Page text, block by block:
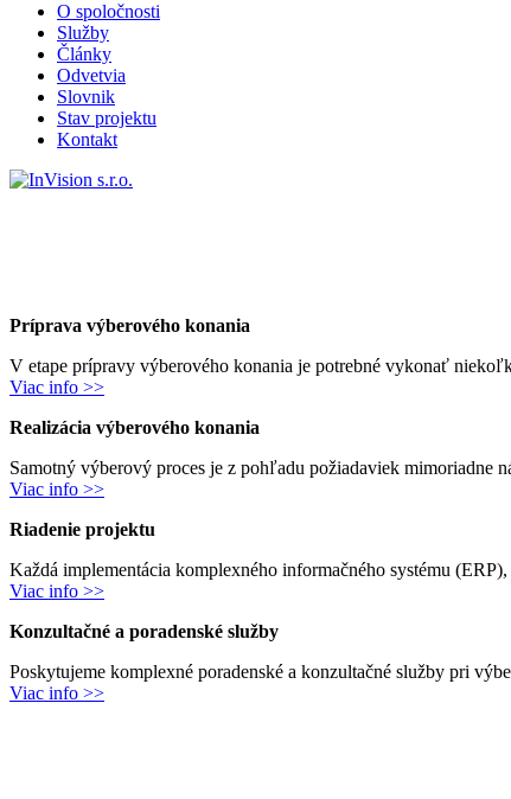
O spoločnosti
Služby
Články
Odvetvia
Slovnik
Stav projektu
Kontakt
Príprava výberového konania
V etape prípravy výberového konania je potrebné vykonať
Viac info >>
Realizácia výberového konania
Samotný výberový proces je z pohľadu požiadaviek mimoriadne
Viac info >>
Riadenie projektu
Každá implementácia komplexného informačného systému
Viac info >>
Konzultačné a poradenské služby
Poskytujeme komplexné poradenské a konzultačné služby pri
Viac info >>